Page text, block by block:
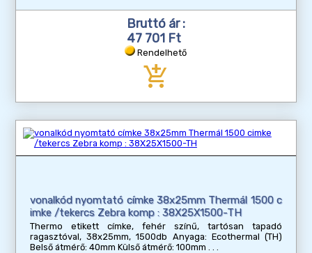
Bruttó ár :
47 701 Ft
Rendelhető
add_shopping_cart
vonalkód nyomtató címke 38x25mm Thermál 1500 c
imke /tekercs Zebra komp : 38X25X1500-TH
Thermo etikett címke, fehér színű, tartósan tapadó
ragasztóval, 38x25mm, 1500db Anyaga: Ecothermal (TH)
Belső átmérő: 40mm Külső átmérő: 100mm